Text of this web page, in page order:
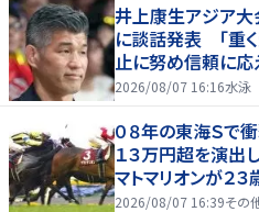
井上康生アジア大
に談話発表 「重く
止に努め信頼に応
2026/08/07 16:16水泳
０８年の東海Ｓで
１３万円超を演
マトマリオンが２
2026/08/07 16:39その